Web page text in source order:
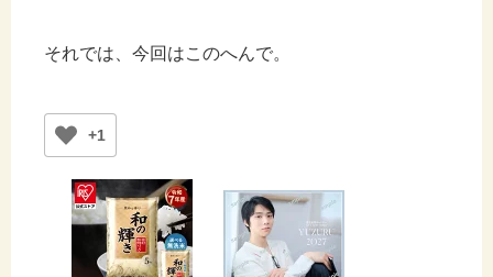
それでは、今回はこのへんで。
+1